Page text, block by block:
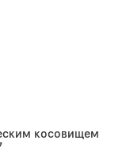
косовищем